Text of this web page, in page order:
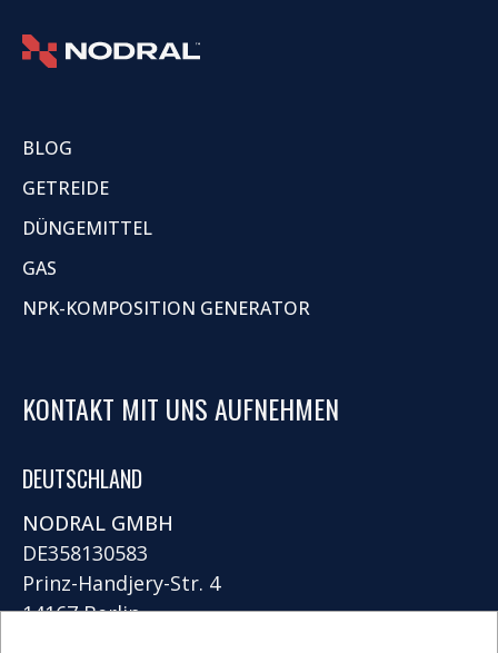
BLOG
GETREIDE
DÜNGEMITTEL
GAS
NPK-KOMPOSITION GENERATOR
KONTAKT MIT UNS AUFNEHMEN
DEUTSCHLAND
NODRAL GMBH
DE358130583
Prinz-Handjery-Str. 4
14167 Berlin